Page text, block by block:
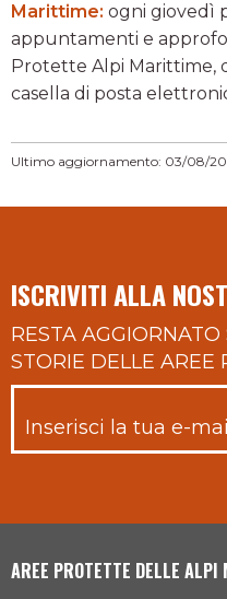
Marittime: ogni giovedì
appuntamenti e
Protette Alpi
casella di posta
Ultimo aggiornamento: 03/08/
ISCRIVITI ALLA
RESTA
STORIE DELLE AREE
AREE PROTETTE DELLE